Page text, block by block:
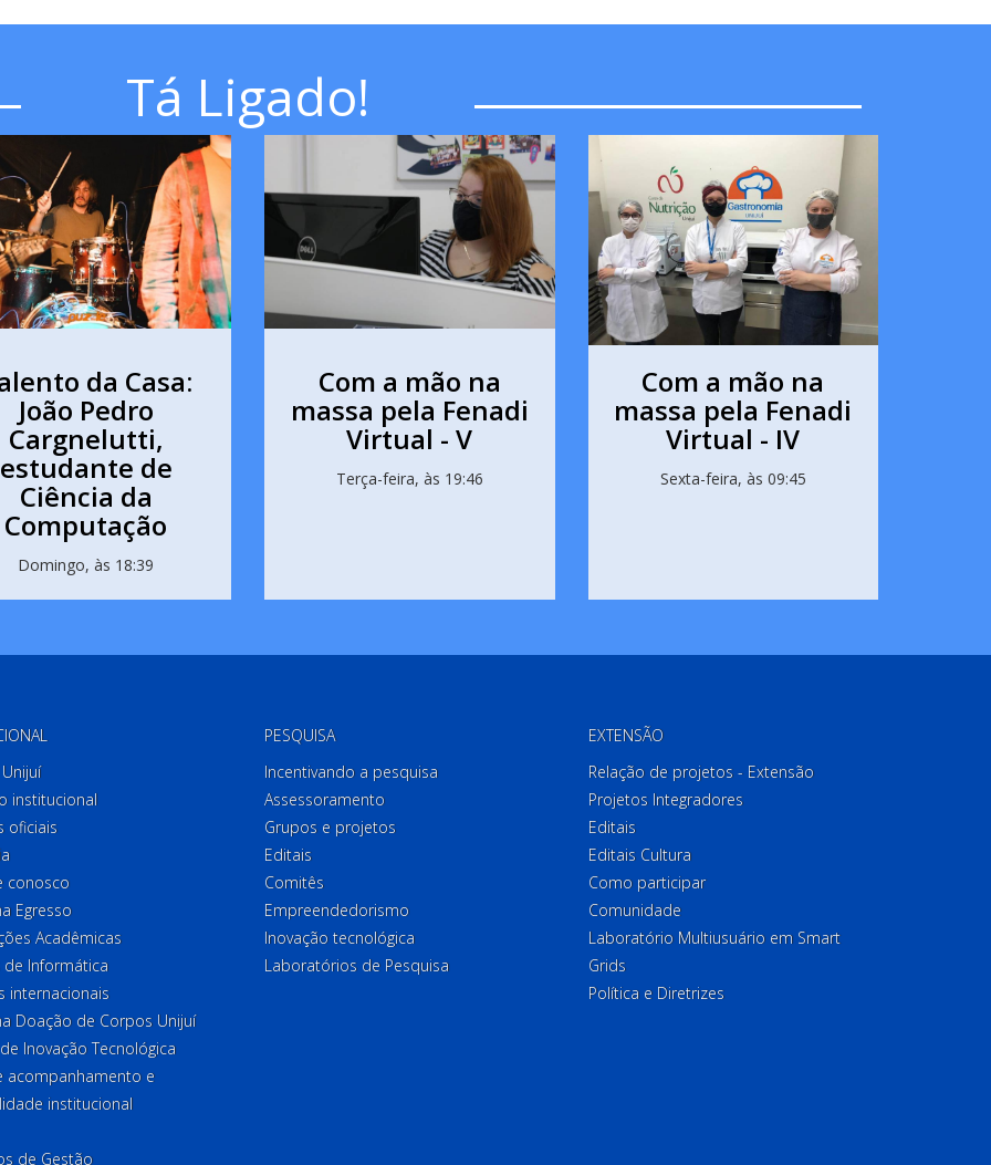
Tá Ligado!
da Casa:
João Pedro
Cargnelutti,
estudante de
Ciência da
Computação
Domingo, às 18:39
Com a mão na
massa pela Fenadi
Virtual - V
Terça-feira, às 19:46
Com a mão na
massa pela Fenadi
Virtual - IV
Sexta-feira, às 09:45
institucional
oficiais
conosco
Egresso
Acadêmicas
de Informática
internacionais
Doação de Corpos Unijuí
Inovação Tecnológica
acompanhamento e
institucional
de Gestão
PESQUISA
Incentivando a pesquisa
Assessoramento
Grupos e projetos
Editais
Comitês
Empreendedorismo
Inovação tecnológica
Laboratórios de Pesquisa
EXTENSÃO
Relação de projetos - Extensão
Projetos Integradores
Editais
Editais Cultura
Como participar
Comunidade
Laboratório Multiusuário em Smart
Grids
Política e Diretrizes